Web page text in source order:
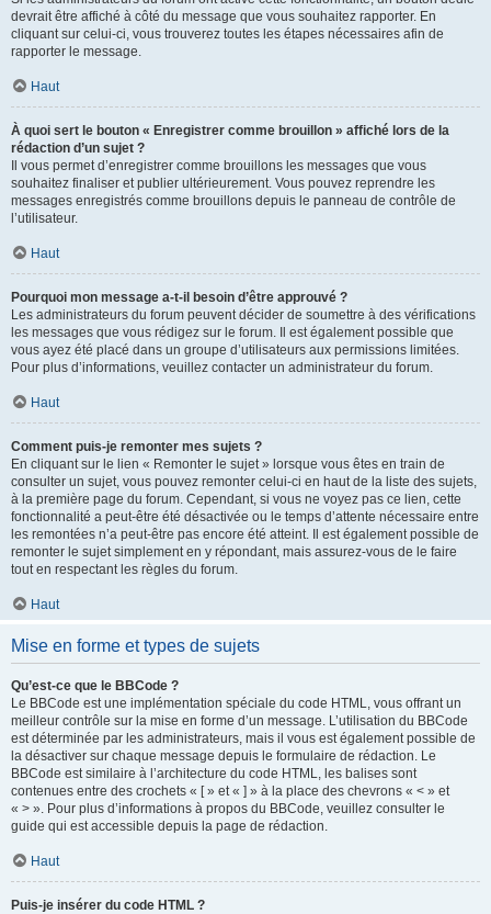
devrait être affiché à côté du message que vous souhaitez rapporter. En
cliquant sur celui-ci, vous trouverez toutes les étapes nécessaires afin de
rapporter le message.
Haut
À quoi sert le bouton « Enregistrer comme brouillon » affiché lors de la
rédaction d’un sujet ?
Il vous permet d’enregistrer comme brouillons les messages que vous
souhaitez finaliser et publier ultérieurement. Vous pouvez reprendre les
messages enregistrés comme brouillons depuis le panneau de contrôle de
l’utilisateur.
Haut
Pourquoi mon message a-t-il besoin d’être approuvé ?
Les administrateurs du forum peuvent décider de soumettre à des vérifications
les messages que vous rédigez sur le forum. Il est également possible que
vous ayez été placé dans un groupe d’utilisateurs aux permissions limitées.
Pour plus d’informations, veuillez contacter un administrateur du forum.
Haut
Comment puis-je remonter mes sujets ?
En cliquant sur le lien « Remonter le sujet » lorsque vous êtes en train de
consulter un sujet, vous pouvez remonter celui-ci en haut de la liste des sujets,
à la première page du forum. Cependant, si vous ne voyez pas ce lien, cette
fonctionnalité a peut-être été désactivée ou le temps d’attente nécessaire entre
les remontées n’a peut-être pas encore été atteint. Il est également possible de
remonter le sujet simplement en y répondant, mais assurez-vous de le faire
tout en respectant les règles du forum.
Haut
Mise en forme et types de sujets
Qu’est-ce que le BBCode ?
Le BBCode est une implémentation spéciale du code HTML, vous offrant un
meilleur contrôle sur la mise en forme d’un message. L’utilisation du BBCode
est déterminée par les administrateurs, mais il vous est également possible de
la désactiver sur chaque message depuis le formulaire de rédaction. Le
BBCode est similaire à l’architecture du code HTML, les balises sont
contenues entre des crochets « [ » et « ] » à la place des chevrons « < » et
« > ». Pour plus d’informations à propos du BBCode, veuillez consulter le
guide qui est accessible depuis la page de rédaction.
Haut
Puis-je insérer du code HTML ?